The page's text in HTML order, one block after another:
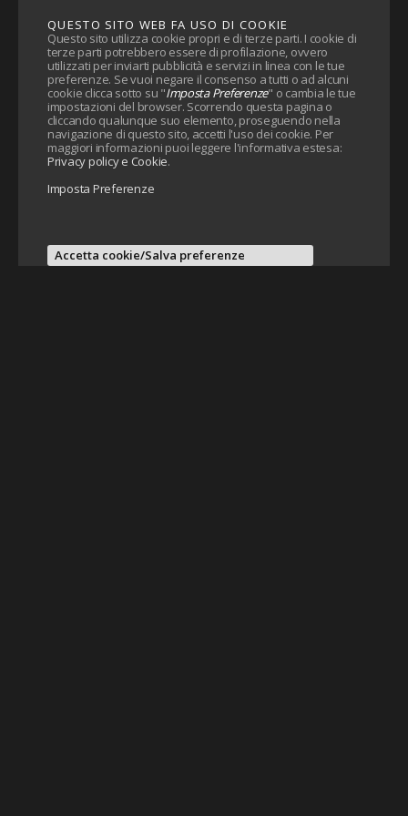
QUESTO SITO WEB FA USO DI COOKIE
Questo sito utilizza cookie propri e di terze parti. I cookie di
terze parti potrebbero essere di profilazione, ovvero
utilizzati per inviarti pubblicità e servizi in linea con le tue
preferenze. Se vuoi negare il consenso a tutti o ad alcuni
cookie clicca sotto su "Imposta Preferenze" o cambia le tue
impostazioni del browser. Scorrendo questa pagina o
cliccando qualunque suo elemento, proseguendo nella
navigazione di questo sito, accetti l'uso dei cookie. Per
maggiori informazioni puoi leggere l'informativa estesa:
Privacy policy e Cookie.
Imposta Preferenze
Accetta cookie/Salva preferenze